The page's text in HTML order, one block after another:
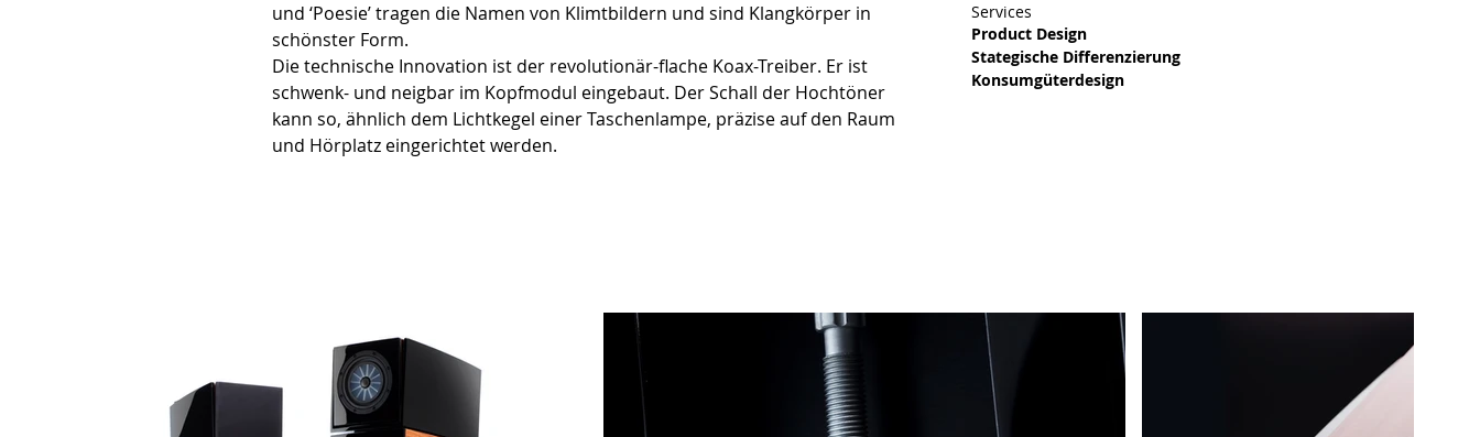
und ‘Poesie’ tragen die Namen von Klimtbildern und sind Klangkörper in
schönster Form.
Die technische Innovation ist der revolutionär-flache Koax-Treiber. Er ist
schwenk- und neigbar im Kopfmodul eingebaut. Der Schall der Hochtöner
kann so, ähnlich dem Lichtkegel einer Taschenlampe, präzise auf den Raum
und Hörplatz eingerichtet werden.
Services
Product Design
Stategische Differenzierung
Konsumgüterdesign